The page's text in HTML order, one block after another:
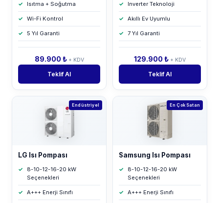
Isıtma + Soğutma
Wi-Fi Kontrol
5 Yıl Garanti
89.900 ₺ + KDV
Teklif Al
Inverter Teknoloji
Akıllı Ev Uyumlu
7 Yıl Garanti
129.900 ₺ + KDV
Teklif Al
Endüstriyel
LG Isı Pompası
8-10-12-16-20 kW
Seçenekleri
A+++ Enerji Sınıfı
En Çok Satan
Samsung Isı Pompası
8-10-12-16-20 kW
Seçenekleri
A+++ Enerji Sınıfı